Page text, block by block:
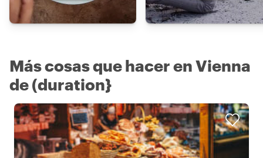
Más cosas que hacer en Vienna
de (duration}